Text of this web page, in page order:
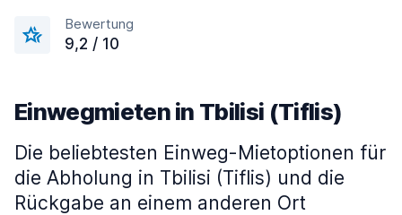
Bewertung
9,2 / 10
Einwegmieten in Tbilisi (Tiflis)
Die beliebtesten Einweg-Mietoptionen für
die Abholung in Tbilisi (Tiflis) und die
Rückgabe an einem anderen Ort